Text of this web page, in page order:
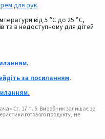
для рук.
від 5 °C до 25 °C,
та в недоступному для дітей
.
за посиланням.
Ст. 17 п. 5: Виробник залишає за
готового продукту, не